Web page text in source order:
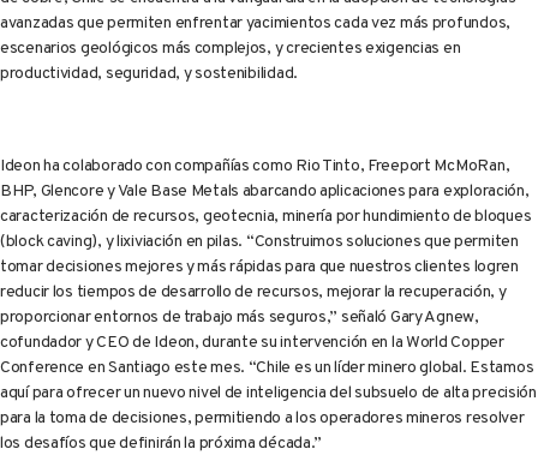
avanzadas que permiten enfrentar yacimientos cada vez más profundos,
escenarios geológicos más complejos, y crecientes exigencias en
productividad, seguridad, y sostenibilidad.
Ideon ha colaborado con compañías como Rio Tinto, Freeport McMoRan,
BHP, Glencore y Vale Base Metals abarcando aplicaciones para exploración,
caracterización de recursos, geotecnia, minería por hundimiento de bloques
(block caving), y lixiviación en pilas. “Construimos soluciones que permiten
tomar decisiones mejores y más rápidas para que nuestros clientes logren
reducir los tiempos de desarrollo de recursos, mejorar la recuperación, y
proporcionar entornos de trabajo más seguros,” señaló Gary Agnew,
cofundador y CEO de Ideon, durante su intervención en la World Copper
Conference en Santiago este mes. “Chile es un líder minero global. Estamos
aquí para ofrecer un nuevo nivel de inteligencia del subsuelo de alta precisión
para la toma de decisiones, permitiendo a los operadores mineros resolver
los desafíos que definirán la próxima década.”